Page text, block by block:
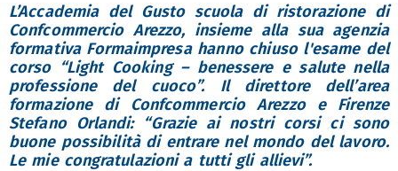
L’Accademia del Gusto scuola di ristorazione di
Confcommercio Arezzo, insieme alla sua agenzia
formativa Formaimpresa hanno chiuso l'esame del
corso “Light Cooking – benessere e salute nella
professione del cuoco”. Il direttore dell’area
formazione di Confcommercio Arezzo e Firenze
Stefano Orlandi: “Grazie ai nostri corsi ci sono
buone possibilità di entrare nel mondo del lavoro.
Le mie congratulazioni a tutti gli allievi”.